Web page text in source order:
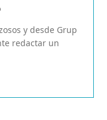
y desde Grup
redactar un